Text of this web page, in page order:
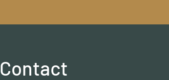
Contact